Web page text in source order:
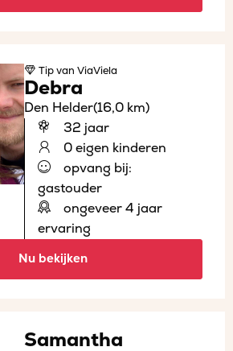
Tipvan ViaViela
Debra
Den Helder(16,0 km)
32 jaar
0 eigen kinderen
opvang bij:
gastouder
ongeveer 4 jaar
ervaring
Nu bekijken
Samantha